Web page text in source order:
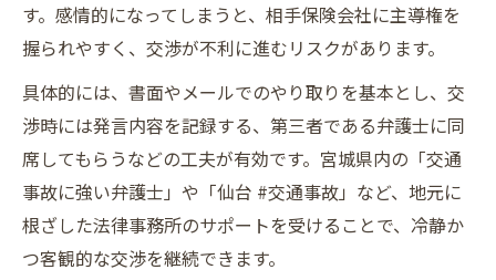
す。感情的になってしまうと、相手保険会社に主導権を
握られやすく、交渉が不利に進むリスクがあります。
具体的には、書面やメールでのやり取りを基本とし、交
渉時には発言内容を記録する、第三者である弁護士に同
席してもらうなどの工夫が有効です。宮城県内の「交通
事故に強い弁護士」や「仙台 #交通事故」など、地元に
根ざした法律事務所のサポートを受けることで、冷静か
つ客観的な交渉を継続できます。